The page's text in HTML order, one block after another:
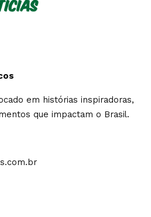
em histórias inspiradoras,
que impactam o Brasil.